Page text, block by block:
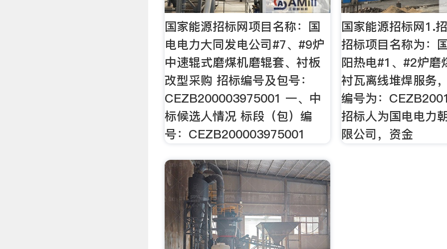
国家能源招标网项目名称：国
电电力大同发电公司#7、#9炉
中速辊式磨煤机磨辊套、衬板
改型采购 招标编号及包号：
CEZB200003975001 一、中
标候选人情况 标段（包）编
号：CEZB200003975001
国家能源招标网1.
招标项目名称为：
阳热电#1、#2炉磨
衬瓦离线堆焊服务
编号为：
招标人为国电电力
限公司，资金